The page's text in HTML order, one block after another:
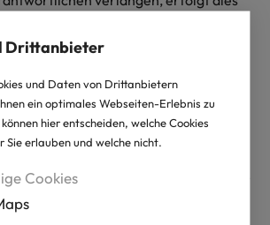
Drittanbieter
und Daten von Drittanbietern
ein optimales Webseiten-Erlebnis zu
hier entscheiden, welche Cookies
erlauben und welche nicht.
Cookies
machbar ist.
und Löschung
der geltenden gesetzlichen
das Recht auf unentgeltliche
personenbezogenen
und Empfänger und den Zweck der
und ggf. ein Recht auf Berichtigung